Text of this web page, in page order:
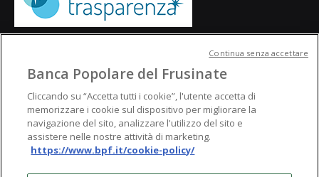
© Banca Popolare del Frusinate
Banca Popolare del Frusinate
Cliccando su “Accetta tutti i cookie”, l'utente accetta di
memorizzare i cookie sul dispositivo per migliorare la
navigazione del sito, analizzare l'utilizzo del sito e
assistere nelle nostre attività di marketing.
https://www.bpf.it/cookie-policy/
Continua senza accettare